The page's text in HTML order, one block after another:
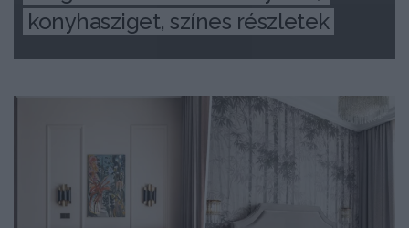
konyhasziget, színes részletek